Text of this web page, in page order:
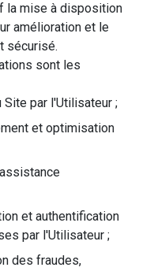
la mise à disposition
amélioration et le
sécurisé.
sont les
par l'Utilisateur ;
et optimisation
et authentification
par l'Utilisateur ;
des fraudes,